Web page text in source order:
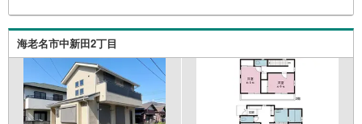
海老名市中新田2丁目